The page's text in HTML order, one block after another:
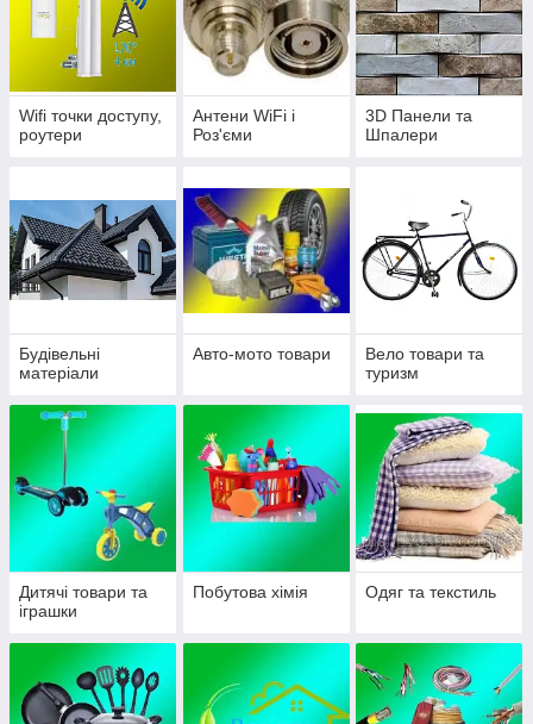
Wifi точки доступу,
роутери
Антени WiFi і
Роз'єми
3D Панели та
Шпалери
Будівельні
матеріали
Авто-мото товари
Вело товари та
туризм
Дитячі товари та
іграшки
Побутова хімія Одяг та текстиль